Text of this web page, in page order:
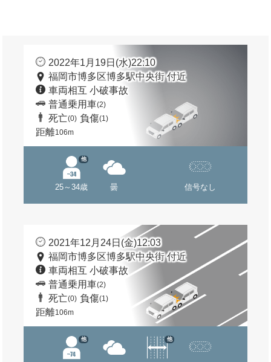
2022年1月19日(水)22:10
福岡市博多区博多駅中央街 付近
車両相互 小破事故
普通乗用車(2)
死亡(0) 負傷(1)
距離106m
25～34歳
他
曇 信号なし
2021年12月24日(金)12:03
福岡市博多区博多駅中央街 付近
車両相互 小破事故
普通乗用車(2)
死亡(0) 負傷(1)
距離106m
他 他